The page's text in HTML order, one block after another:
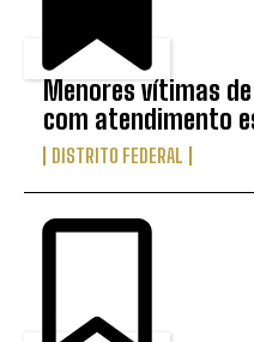
Menores vítimas
com atendimento
DISTRITO FEDERAL